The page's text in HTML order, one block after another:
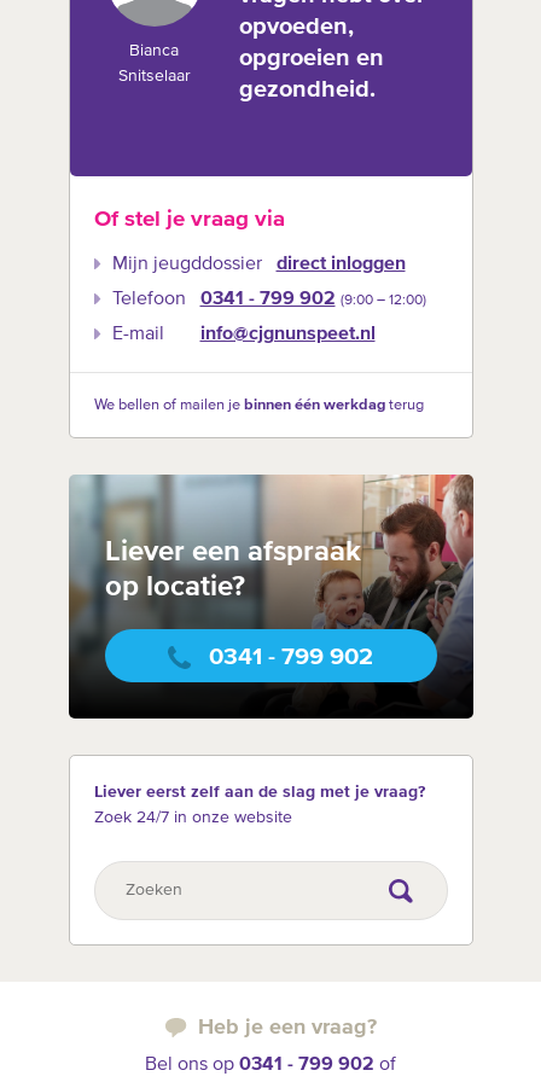
Bianca
Snitselaar
opvoeden,
opgroeien en
gezondheid.
Of stel je vraag via
Mijn jeugddossier
direct inloggen
Telefoon
0341 - 799 902 (9:00 –‍ 12:00)
E-mail info@cjgnunspeet.nl
We bellen of mailen je binnen één werkdagterug
Liever een afspraak
op locatie?
0341 - 799 902
Liever eerst zelf aan de slag met je vraag?
Zoek 24/7 in onze website
Heb je een vraag?
Bel ons op 0341 - 799 902 of